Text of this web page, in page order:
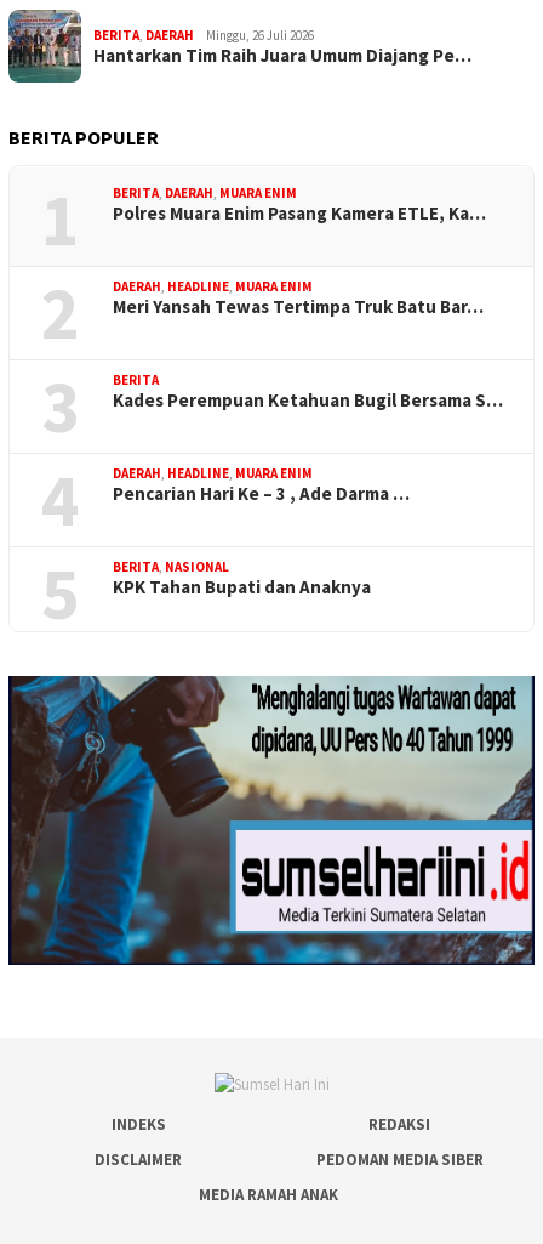
BERITA, DAERAH Minggu, 26 Juli 2026
Hantarkan Tim Raih Juara Umum Diajang Pe…
BERITA POPULER
1 BERITA, DAERAH, MUARA ENIM
Polres Muara Enim Pasang Kamera ETLE, Ka…
2 DAERAH, HEADLINE, MUARA ENIM
Meri Yansah Tewas Tertimpa Truk Batu Bar…
3 BERITA
Kades Perempuan Ketahuan Bugil Bersama S…
4 DAERAH, HEADLINE, MUARA ENIM
Pencarian Hari Ke – 3 , Ade Darma …
5 BERITA, NASIONAL
KPK Tahan Bupati dan Anaknya
INDEKS
REDAKSI
DISCLAIMER
PEDOMAN MEDIA SIBER
MEDIA RAMAH ANAK